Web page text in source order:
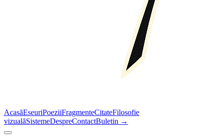
AcasăEseuriPoeziiFragmenteCitateFilosofie
vizualăSistemeDespreContactBuletin →